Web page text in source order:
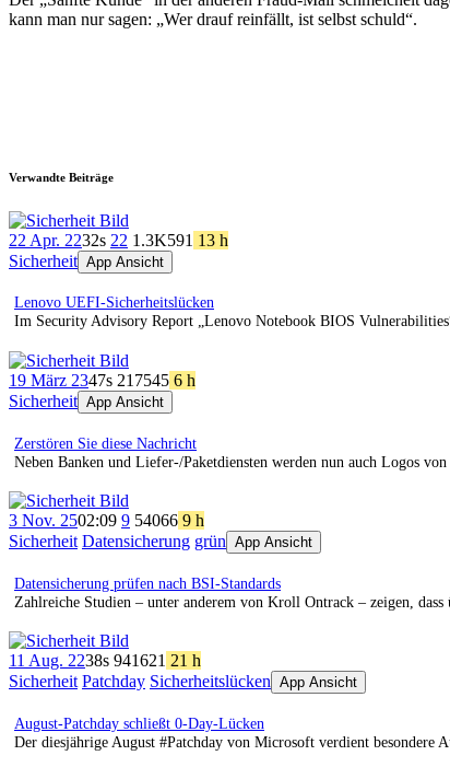
kann man nur sagen: „Wer drauf reinfällt, ist selbst schuld“.
Verwandte Beiträge
22 Apr. 2232s 22 1.3K591 13 h
Sicherheit App Ansicht
Lenovo UEFI-Sicherheitslücken
Im Security Advisory Report „Lenovo Notebook BIOS
19 März 2347s 217545 6 h
Sicherheit App Ansicht
Zerstören Sie diese Nachricht
Neben Banken und Liefer-/Paketdiensten werden nun auch Logos
3 Nov. 2502:09 9 54066 9 h
Sicherheit Datensicherung grün App Ansicht
Datensicherung prüfen nach BSI-Standards
Zahlreiche Studien – unter anderem von Kroll Ontrack – zeigen,
11 Aug. 2238s 941621 21 h
Sicherheit Patchday Sicherheitslücken App Ansicht
August-Patchday schließt 0-Day-Lücken
Der diesjährige August #Patchday von Microsoft verdient besondere